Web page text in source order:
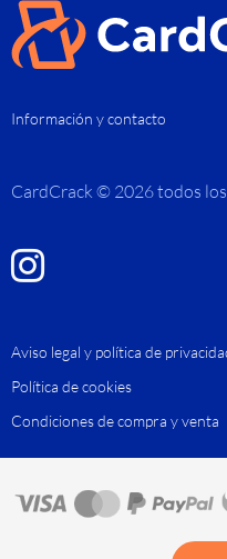
Información y contacto
CardCrack © 2026 todos
Aviso legal y política de
Política de cookies
Condiciones de compra y venta